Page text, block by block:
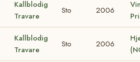
Kallblodig
Travare
Sto 2006
Kallblodig
Travare
Sto 2006